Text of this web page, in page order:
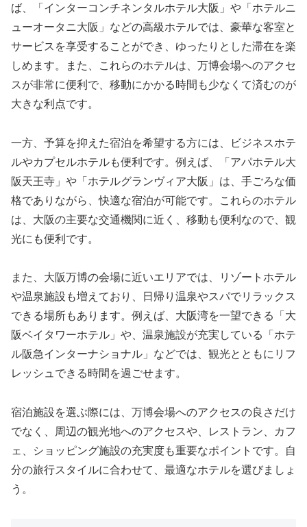
ば、「インターコンチネンタルホテル大阪」や「ホテルニ
ューオータニ大阪」などの高級ホテルでは、豪華な客室と
サービスを享受することができ、ゆったりとした滞在を楽
しめます。また、これらのホテルは、万博会場へのアクセ
スが非常に便利で、移動にかかる時間も少なくて済むのが
大きな利点です。
一方、予算を抑えた宿泊を希望する方には、ビジネスホテ
ルやカプセルホテルも便利です。例えば、「アパホテル大
阪天王寺」や「ホテルグランヴィア大阪」は、手ごろな価
格でありながら、快適な宿泊が可能です。これらのホテル
は、大阪の主要な交通機関に近く、移動も便利なので、観
光にも便利です。
また、大阪万博の会場に近いエリアでは、リゾートホテル
や温泉施設も増えており、日帰り温泉やスパでリラックス
できる場所もあります。例えば、大阪湾を一望できる「大
阪ベイタワーホテル」や、温泉施設が充実している「ホテ
ル阪急インターナショナル」などでは、観光とともにリフ
レッシュできる時間を過ごせます。
宿泊施設を選ぶ際には、万博会場へのアクセスの良さだけ
でなく、周辺の観光地へのアクセスや、レストラン、カフ
ェ、ショッピング施設の充実度も重要なポイントです。自
分の旅行スタイルに合わせて、最適なホテルを選びましょ
う。